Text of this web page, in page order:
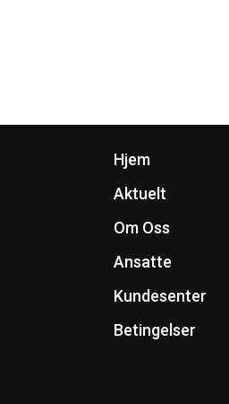
Hjem
Aktuelt
Om Oss
Ansatte
Kundesenter
Betingelser